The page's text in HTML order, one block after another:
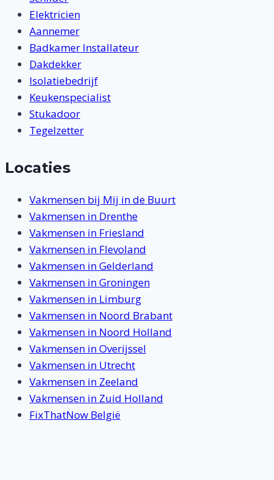
Elektricien
Aannemer
Badkamer Installateur
Dakdekker
Isolatiebedrijf
Keukenspecialist
Stukadoor
Tegelzetter
Locaties
Vakmensen bij Mij in de Buurt
Vakmensen in Drenthe
Vakmensen in Friesland
Vakmensen in Flevoland
Vakmensen in Gelderland
Vakmensen in Groningen
Vakmensen in Limburg
Vakmensen in Noord Brabant
Vakmensen in Noord Holland
Vakmensen in Overijssel
Vakmensen in Utrecht
Vakmensen in Zeeland
Vakmensen in Zuid Holland
FixThatNow België